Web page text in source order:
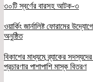
৩০টি স্বর্ণের বারসহ আটক-৩
ওয়ার্কিং জার্নালিষ্ট ফোরামের
অনুষ্ঠিত
বিকাশের মাধ্যমে ব্র্যাকের
প্রচারণার পাশাপাশি মাস্ক বিতরণ